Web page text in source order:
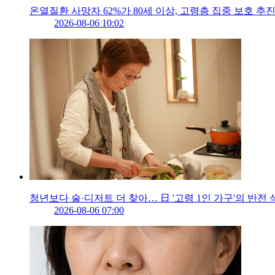
온열질환 사망자 62%가 80세 이상, 고령층 집중 보호 추진
2026-08-06 10:02
청년보다 술·디저트 더 찾아… 日 '고령 1인 가구'의 반전
2026-08-06 07:00